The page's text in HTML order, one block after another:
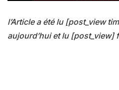
l’Article a été lu [post_view
aujourd’hui et lu [post_view]